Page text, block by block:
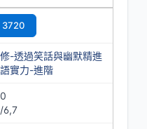
3720
-透過笑話與幽默精進
實力-進階
6,7